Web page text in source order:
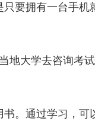
要拥有一台手机
地大学去咨询考
。通过学习，可